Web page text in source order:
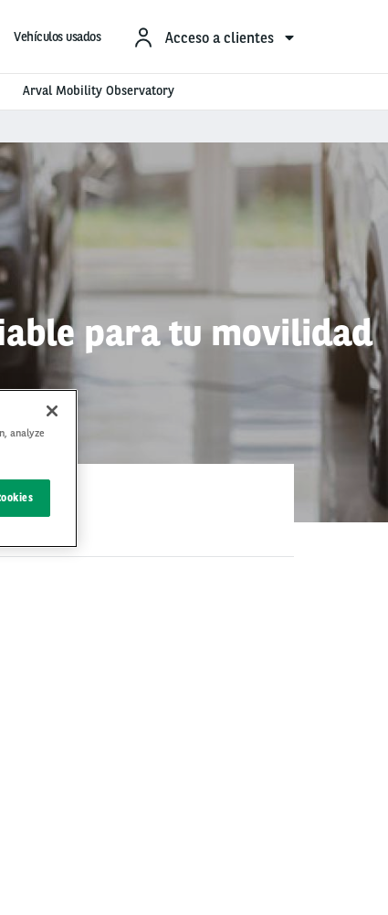
Vehículos usados Acceso a clientes
Arval Mobility Observatory
para tu movilidad
analyze